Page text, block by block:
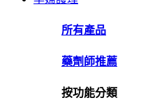
所有產品
藥劑師推薦
按功能分類